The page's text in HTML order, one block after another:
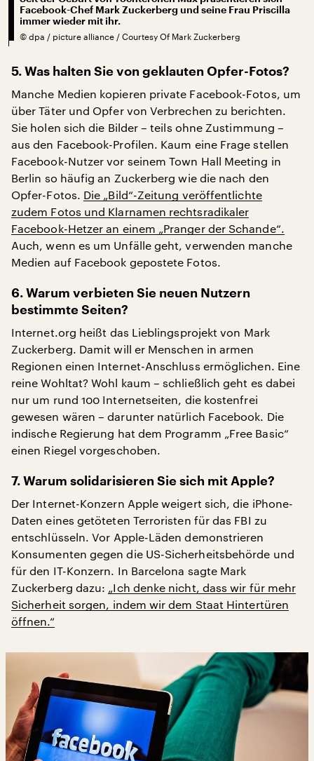
Facebook-Chef Mark Zuckerberg und seine Frau Priscilla
immer wieder mit ihr.
© dpa / picture alliance / Courtesy Of Mark Zuckerberg
5. Was halten Sie von geklauten Opfer-Fotos?
Manche Medien kopieren private Facebook-Fotos, um
über Täter und Opfer von Verbrechen zu berichten.
Sie holen sich die Bilder – teils ohne Zustimmung –
aus den Facebook-Profilen. Kaum eine Frage stellen
Facebook-Nutzer vor seinem Town Hall Meeting in
Berlin so häufig an Zuckerberg wie die nach den
Opfer-Fotos. Die „Bild“-Zeitung veröffentlichte
zudem Fotos und Klarnamen rechtsradikaler
Facebook-Hetzer an einem „Pranger der Schande“.
Auch, wenn es um Unfälle geht, verwenden manche
Medien auf Facebook gepostete Fotos.
6. Warum verbieten Sie neuen Nutzern
bestimmte Seiten?
Internet.org heißt das Lieblingsprojekt von Mark
Zuckerberg. Damit will er Menschen in armen
Regionen einen Internet-Anschluss ermöglichen. Eine
reine Wohltat? Wohl kaum – schließlich geht es dabei
nur um rund 100 Internetseiten, die kostenfrei
gewesen wären – darunter natürlich Facebook. Die
indische Regierung hat dem Programm „Free Basic“
einen Riegel vorgeschoben.
7. Warum solidarisieren Sie sich mit Apple?
Der Internet-Konzern Apple weigert sich, die iPhone-
Daten eines getöteten Terroristen für das FBI zu
entschlüsseln. Vor Apple-Läden demonstrieren
Konsumenten gegen die US-Sicherheitsbehörde und
für den IT-Konzern. In Barcelona sagte Mark
Zuckerberg dazu: „Ich denke nicht, dass wir für mehr
Sicherheit sorgen, indem wir dem Staat Hintertüren
öffnen.“